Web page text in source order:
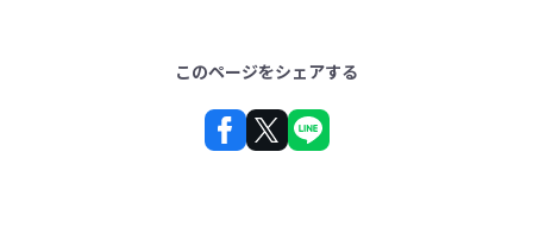
このページをシェアする